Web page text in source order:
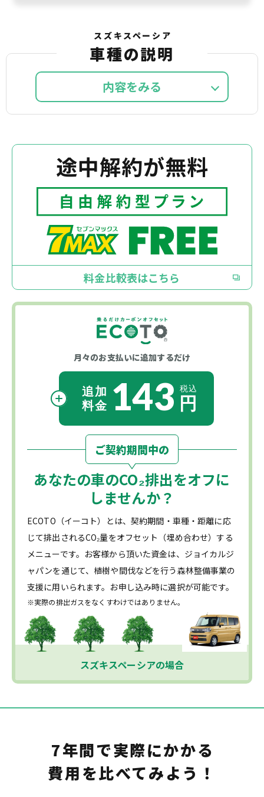
スズキスペーシア
車種の説明
内容を
途中解約が無料
料金比較表はこちら
月々のお支払いに追加するだけ
143
ご契約期間中の
あなたの車のCO₂排出をオフに
しませんか？
ECOTO（イーコト）とは、契約期間・車種・距離に応
じて排出されるCO₂量をオフセット（埋め合わせ）する
メニューです。お客様から頂いた資金は、ジョイカルジ
ャパンを通じて、植樹や間伐などを行う森林整備事業の
支援に用いられます。お申し込み時に選択が可能です。
※実際の排出ガスをなくすわけではありません。
スズキスペーシアの場合
7年間で実際にかかる
費用を比べてみよう！